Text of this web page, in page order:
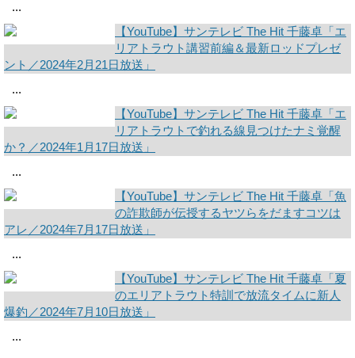
...
【YouTube】サンテレビ The Hit 千藤卓「エ
リアトラウト講習前編＆最新ロッドプレゼ
ント／2024年2月21日放送」
...
【YouTube】サンテレビ The Hit 千藤卓「エ
リアトラウトで釣れる線見つけたナミ覚醒
か？／2024年1月17日放送」
...
【YouTube】サンテレビ The Hit 千藤卓「魚
の詐欺師が伝授するヤツらをだますコツは
アレ／2024年7月17日放送」
...
【YouTube】サンテレビ The Hit 千藤卓「夏
のエリアトラウト特訓で放流タイムに新人
爆釣／2024年7月10日放送」
...